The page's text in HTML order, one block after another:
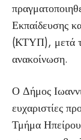
Εκπαίδευσης
(ΚΤΥΠ), μετά
ανακοίνωση.
Ο Δήμος
ευχαριστίες
Τμήμα